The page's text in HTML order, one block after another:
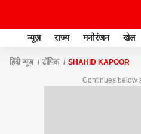
न्यूज़ राज्य मनोरंजन खेल
हिंदी न्यूज़ टॉपिक SHAHID KAPOOR
Continues below